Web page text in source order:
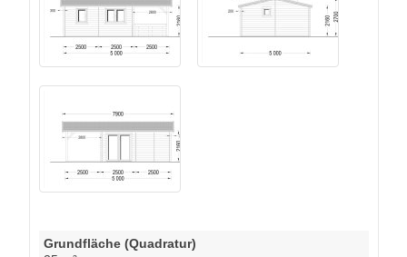
Grundfläche (Quadratur)